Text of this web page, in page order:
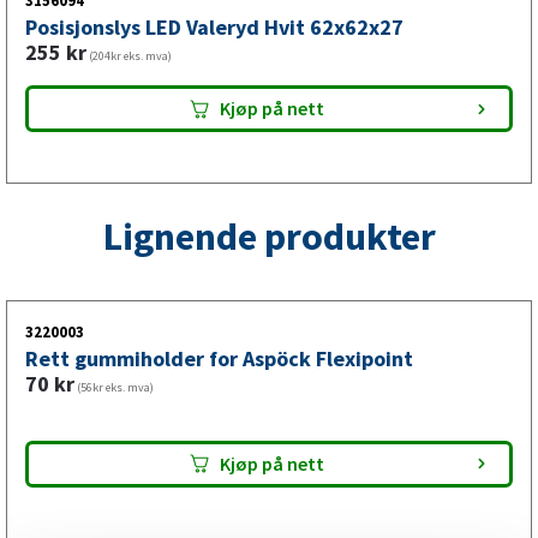
universell montering på tilhenger og er ideell ved utskifting
av defekt eller slitt posisjonslys. Det røde lyset sikrer god
synlighet og tilfredsstiller kravene for tilhengerbelysning.
Posisjonslys LED Valeryd Hvit 62x62x27
255 kr (204kr eks. mva)
Kjøp på nett
Lignende produkter
3220003
Rett gummiholder for Aspöck Flexipoint
70 kr (56kr eks. mva)
Kjøp på nett